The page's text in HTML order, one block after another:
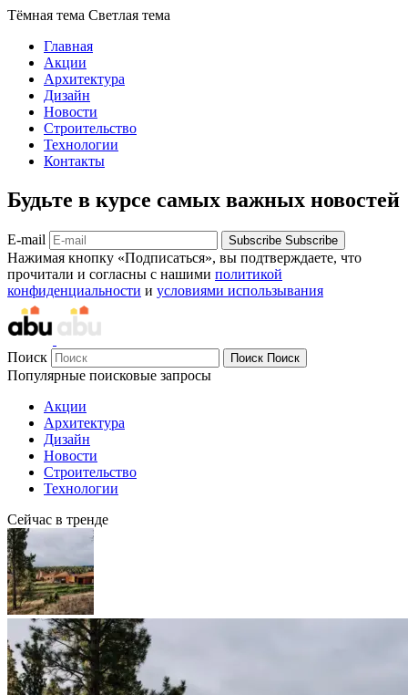
Тёмная тема Светлая тема
Главная
Акции
Архитектура
Дизайн
Новости
Строительство
Технологии
Контакты
Будьте в курсе самых важных новостей
E-mail Subscribe Subscribe
Нажимая кнопку «Подписаться», вы подтверждаете, что
прочитали и согласны с нашими политикой
конфиденциальности и условиями использывания
Поиск Поиск Поиск
Популярные поисковые запросы
Акции
Архитектура
Дизайн
Новости
Строительство
Технологии
Сейчас в тренде